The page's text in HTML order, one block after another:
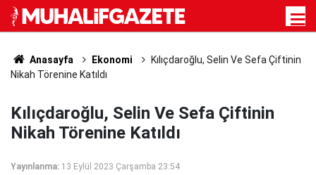
Anasayfa Ekonomi
Kılıçdaroğlu, Selin Ve Sefa Çiftinin
Nikah Törenine Katıldı
Kılıçdaroğlu, Selin Ve Sefa Çiftinin
Nikah Törenine Katıldı
Yayınlanma: 13 Eylül 2023 Çarşamba 23:54